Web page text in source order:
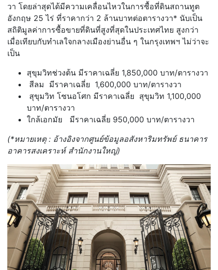
วา โดยล่าสุดได้มีความเคลื่อนไหวในการซื้อที่ดินสถานทูต
อังกฤษ 25 ไร่ ที่ราคากว่า 2 ล้านบาทต่อตารางวา* นับเป็น
สถิติมูลค่าการซื้อขายที่ดินที่สูงที่สุดในประเทศไทย สูงกว่า
เมื่อเทียบกับทำเลใจกลางเมืองย่านอื่น ๆ ในกรุงเทพฯ ไม่ว่าจะ
เป็น
สุขุมวิทช่วงต้น มีราคาเฉลี่ย 1,850,000 บาท/ตารางวา
สีลม มีราคาเฉลี่ย 1,600,000 บาท/ตารางวา
สุขุมวิท โซนอโศก มีราคาเฉลี่ย สุขุมวิท 1,100,000
บาท/ตารางวา
ใกล้เอกมัย มีราคาเฉลี่ย 950,000 บาท/ตารางวา
(*หมายเหตุ : อ้างอิงจากศูนย์ข้อมูลอสังหาริมทรัพย์ ธนาคาร
อาคารสงเคราะห์ สำนักงานใหญ่)